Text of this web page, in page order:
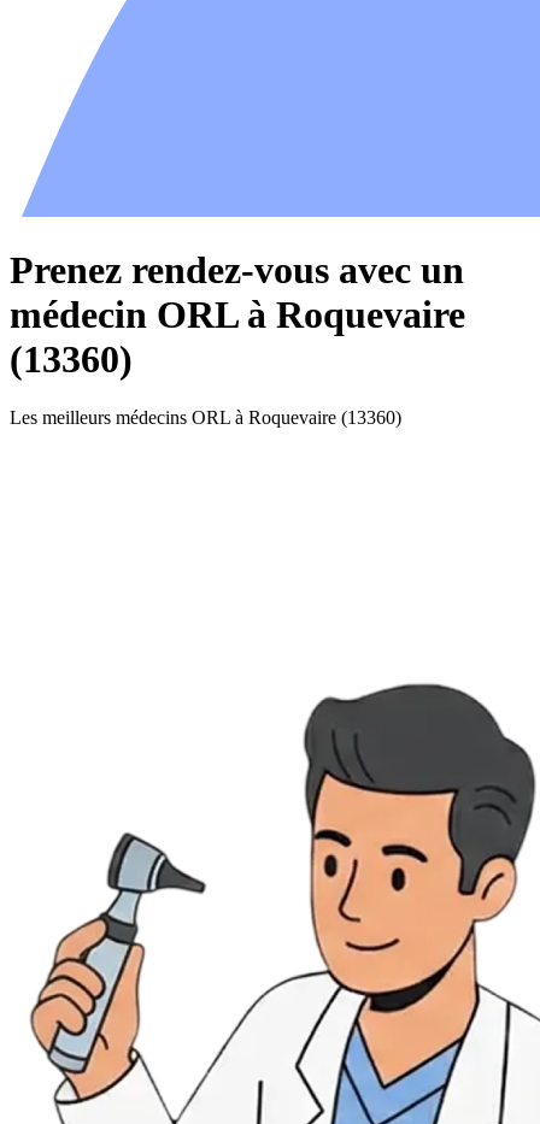
Prenez rendez-vous avec un
médecin ORL à Roquevaire
(13360)
Les meilleurs médecins ORL à Roquevaire (13360)